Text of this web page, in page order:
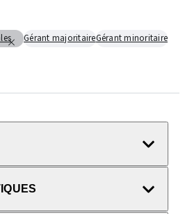
Gérant majoritaireGérant minoritaire